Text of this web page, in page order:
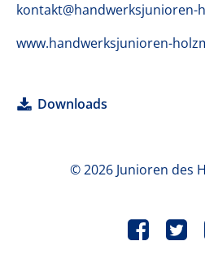
kontakt@handwerksjunioren-
www.handwerksjunioren-
Downloads
© 2026 Junioren des